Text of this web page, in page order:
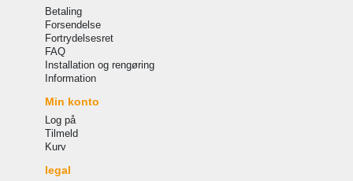
Betaling
Forsendelse
Fortrydelsesret
FAQ
Installation og rengøring
Information
Min konto
Log på
Tilmeld
Kurv
legal